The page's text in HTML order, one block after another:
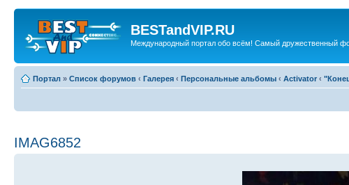
BESTandVIP.RU
Международный портал обо всём! Самый дружественный
Портал » Список форумов ‹ Галерея ‹ Персональные альбомы ‹ Activator ‹
IMAG6852